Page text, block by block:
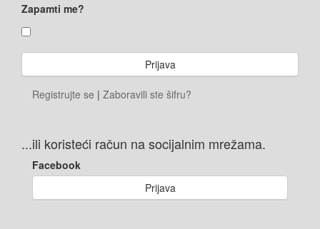
Zapamti me?
Registrujte se | Zaboravili ste šifru?
...ili koristeći račun na socijalnim mrežama.
Facebook
Prijava